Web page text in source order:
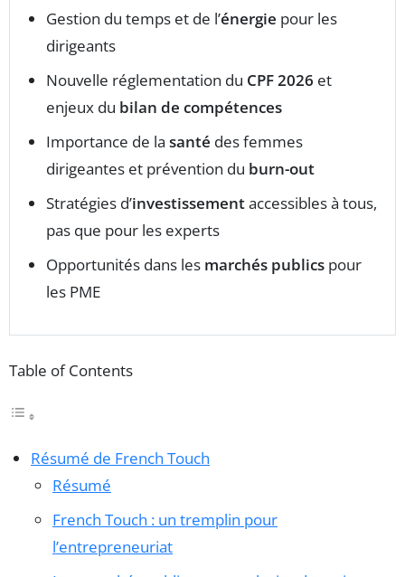
Gestion du temps et de l’énergie pour les
dirigeants
Nouvelle réglementation du CPF 2026 et
enjeux du bilan de compétences
Importance de la santé des femmes
dirigeantes et prévention du burn-out
Stratégies d’investissementaccessibles à tous,
pas que pour les experts
Opportunités dans les marchés publics pour
les PME
Table of Contents
Résumé de French Touch
Résumé
French Touch : un tremplin pour
l’entrepreneuriat